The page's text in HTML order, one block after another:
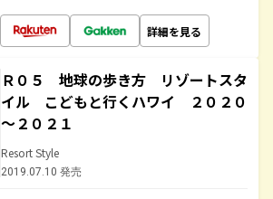
詳細を見る
Ｒ０５ 地球の歩き方 リゾートスタ
イル こどもと行くハワイ ２０２０
～２０２１
Resort Style
2019.07.10 発売